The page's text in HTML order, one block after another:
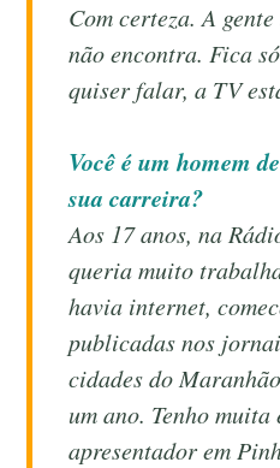
Com certeza. A
não encontra. Fica
quiser falar, a TV
Você é um homem
sua carreira?
Aos 17 anos, na
queria muito
havia internet,
publicadas nos
cidades do
um ano. Tenho
apresentador em